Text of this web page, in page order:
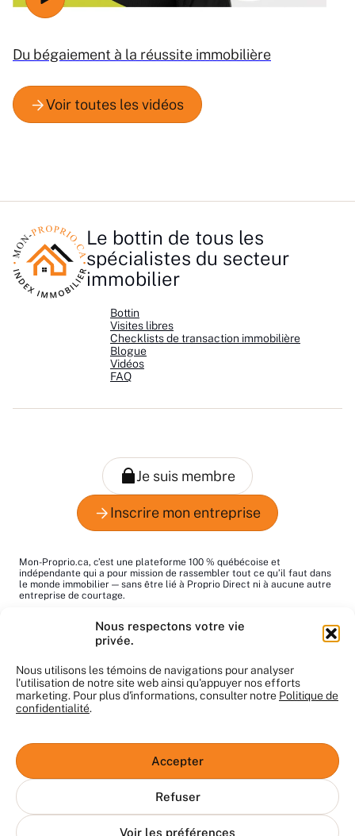
Nous respectons votre vie
privée.
Nous utilisons les témoins de navigations pour analyser
l'utilisation de notre site web ainsi qu'appuyer nos efforts
marketing. Pour plus d'informations, consulter notre Politique de
confidentialité.
Accepter
Refuser
Voir les préférences
Du bégaiement à la réussite immobilière
Le bottin de tous les
spécialistes du secteur
immobilier
Bottin
Visites libres
Checklists de transaction immobilière
Blogue
Vidéos
FAQ
Mon-Proprio.ca, c’est une plateforme 100 % québécoise et
indépendante qui a pour mission de rassembler tout ce qu’il faut dans
le monde immobilier — sans être lié à Proprio Direct ni à aucune autre
entreprise de courtage.
but : vous aider à trouver les bons pros au bon moment!
notre autorisation. Merci de respecter notre travail.
© Mon-Proprio.ca 2025. Tous droits réservés
Clause de non-responsabilité
Confidentialité
La plateforme Mon-proprio.ca est exploitée sans aucune
association avec une agence immobilière, et la participation des